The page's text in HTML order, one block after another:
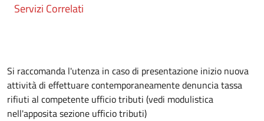
Servizi Correlati
Si raccomanda l'utenza in caso di presentazione inizio nuova
attività di effettuare contemporaneamente denuncia tassa
rifiuti al competente ufficio tributi (vedi modulistica
nell'apposita sezione ufficio tributi)